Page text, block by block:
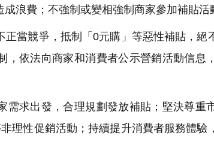
浪費；不強制或變相強制商家參加補貼活
當競爭，抵制「0元購」等惡性補貼，絕
，依法向商家和消費者公示營銷活動信息
求出發，合理規劃發放補貼；堅決尊重
理性促銷活動；持續提升消費者服務體驗